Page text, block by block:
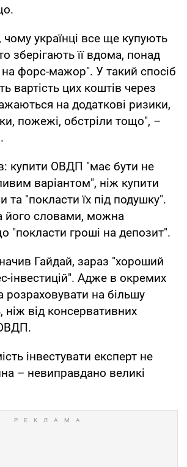
українці все ще купують
зберігають її вдома, понад
форс-мажор". У такий спосіб
вартість цих коштів через
на додаткові ризики,
пожежі, обстріли тощо", –
купити ОВДП "має бути не
варіантом", ніж купити
та "покласти їх під подушку".
його словами, можна
"покласти гроші на депозит".
Гайдай, зараз "хороший
інвестицій". Адже в окремих
розраховувати на більшу
ніж від консервативних
інвестувати експерт не
– невиправдано великі